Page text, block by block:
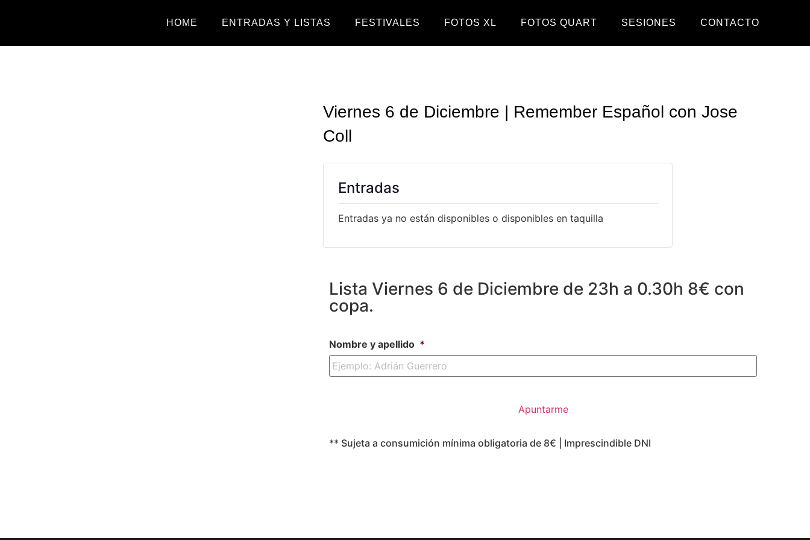
HOME ENTRADAS Y LISTAS FESTIVALES FOTOS XL FOTOS QUART SESIONES CONTACTO
Viernes 6 de Diciembre | Remember Español con Jose
Coll
Entradas
Entradas ya no están disponibles o disponibles en taquilla
Lista Viernes 6 de Diciembre de 23h a 0.30h 8€ con
copa.
Nombre y apellido *
** Sujeta a consumición mínima obligatoria de 8€ | Imprescindible DNI